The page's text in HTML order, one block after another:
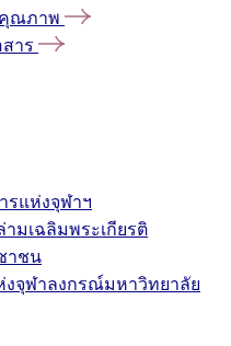
คุณภาพ
าร
รแห่งจุฬาฯ
มเฉลิมพระเกียรติ
าชน
งจุฬาลงกรณ์มหาวิทยาลัย